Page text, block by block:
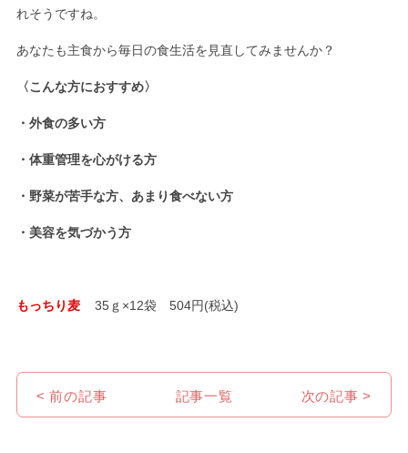
れそうですね。
あなたも主食から毎日の食生活を見直してみませんか？
〈こんな方におすすめ〉
・外食の多い方
・体重管理を心がける方
・野菜が苦手な方、あまり食べない方
・美容を気づかう方
もっちり麦 35ｇ×12袋 504円(税込)
< 前の記事 記事一覧 次の記事 >